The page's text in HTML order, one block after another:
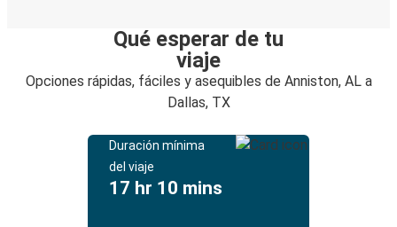
Qué esperar de tu
viaje
Opciones rápidas, fáciles y asequibles de Anniston, AL a
Dallas, TX
Duración mínima
del viaje
17 hr 10 mins